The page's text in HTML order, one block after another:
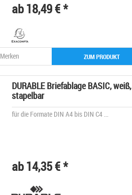
ab 18,49 € *
ZUM PRODUKT
Merken
DURABLE Briefablage BASIC, weiß,
stapelbar
für die Formate DIN A4 bis DIN C4 ...
ab 14,35 € *